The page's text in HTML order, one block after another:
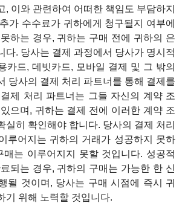
, 이와 관련하여 어떠한 책임도 부담하지
가 수수료가 귀하에게 청구될지 여부에
하는 경우, 귀하는 구매 전에 귀하의 은
다. 당사는 결제 과정에서 당사가 명시적
카드, 데빗카드, 모바일 결제 및 그 밖의
당사의 결제 처리 파트너를 통해 결제를
제 처리 파트너는 그들 자신의 계약 조
으며, 귀하는 결제 전에 이러한 계약 조
실히 확인해야 합니다. 당사의 결제 처리
루어지는 귀하의 거래가 성공하지 못하
매는 이루어지지 못할 것입니다. 성공적
되는 경우, 귀하의 구매는 가능한 한 신
될 것이며, 당사는 구매 시점에 즉시 귀
기 위해 노력할 것입니다.